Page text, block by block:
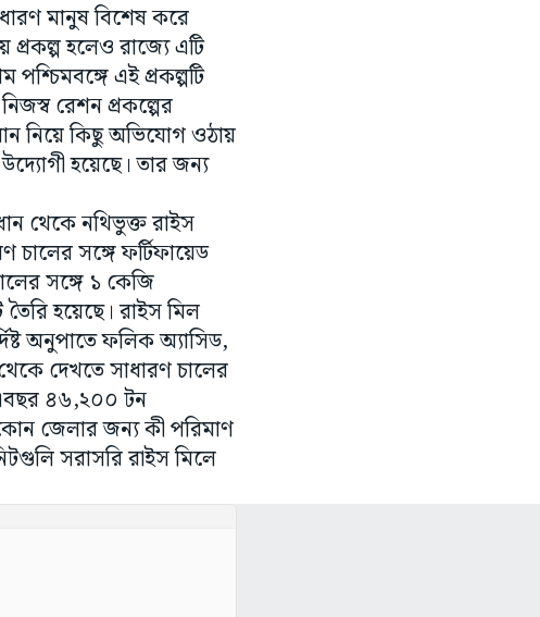
মানুষ বিশেষ করে
প্রকল্প হলেও রাজ্যে এটি
এই প্রকল্পটি
রেশন প্রকল্পের
নিয়ে কিছু অভিযোগ ওঠায়
হয়েছে। তার জন্য
থেকে নথিভুক্ত রাইস
চালের সঙ্গে ফর্টিফায়েড
সঙ্গে ১ কেজি
হয়েছে। রাইস মিল
অনুপাতে ফলিক অ্যাসিড,
দেখতে সাধারণ চালের
৪৬,২০০ টন
জেলার জন্য কী পরিমাণ
সরাসরি রা‌‌ইস মিলে